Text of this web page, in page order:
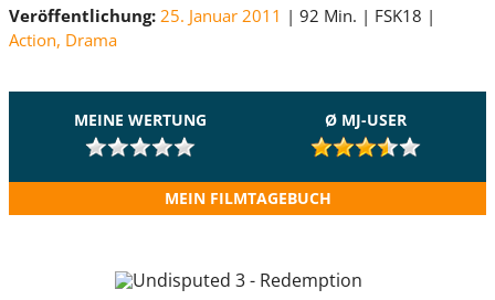
Veröffentlichung: 25. Januar 2011 92 Min.
FSK18
Action, Drama
MEINE WERTUNG Ø MJ-USER
MEIN FILMTAGEBUCH